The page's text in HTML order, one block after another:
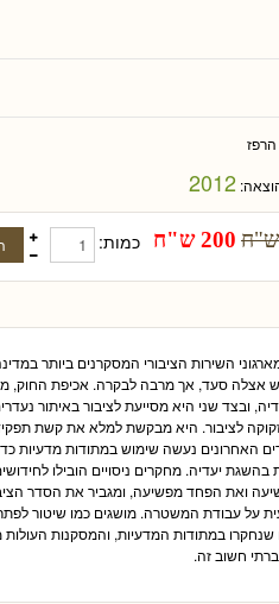
2012
200 ש"ח כמות:
השירות הציבורי המסקרנים ביותר
אצלה סעד, אך מרבה לבקרה. אכיפת החוק,
ובצד שני היא מסייעת לציבור באיתור
לציבור. היא מבקשת למלא את קשת
האחרונים נעשה שימוש במתודות מדעיות
יעדיה. מחקרים ניסויים הובילו
ואת הפחד מפשיעה, ומגביר את הסדר
על עבודת המשטרה. מושגים כמו שיטור
במתודות המדעיות, והמסקנות
חשוב זה.